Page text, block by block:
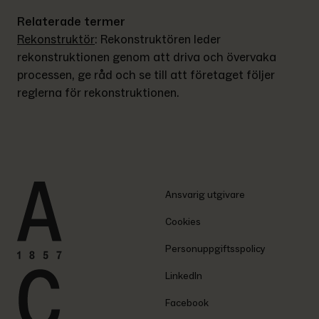
Relaterade termer
Rekonstruktör: Rekonstruktören leder
rekonstruktionen genom att driva och övervaka
processen, ge råd och se till att företaget följer
reglerna för rekonstruktionen.
Ansvarig utgivare
Cookies
Personuppgiftsspolicy
LinkedIn
Facebook